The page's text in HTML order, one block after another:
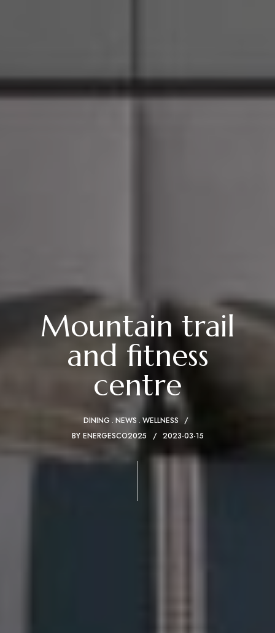
Mountain trail
and fitness
centre
DINING NEWS WELLNESS
BY ENERGESCO2025 2023-03-15